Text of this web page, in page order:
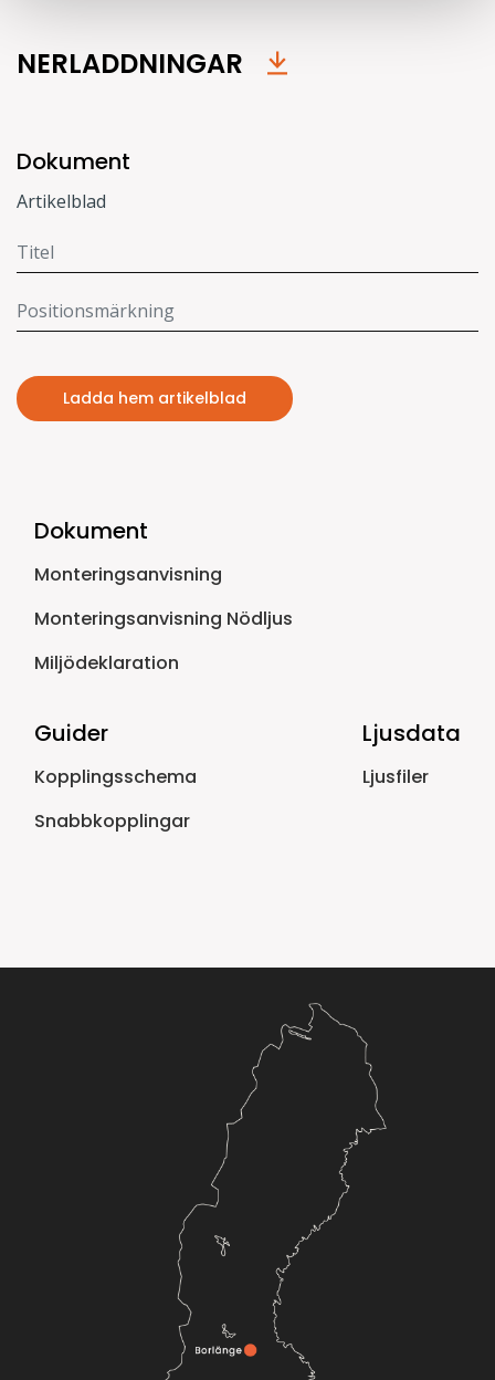
NERLADDNINGAR
Dokument
Artikelblad
Ladda hem artikelblad
Dokument
Monteringsanvisning
Monteringsanvisning Nödljus
Miljödeklaration
Guider
Kopplingsschema
Snabbkopplingar
Ljusdata
Ljusfiler